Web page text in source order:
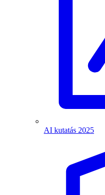
AI kutatás 2025